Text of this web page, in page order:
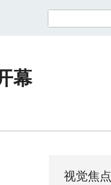
幕
视觉焦点